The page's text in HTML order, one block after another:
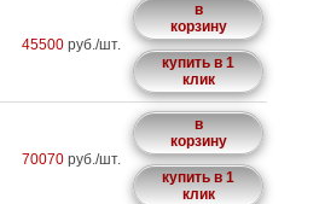
45500 руб./шт.
в
корзину
купить в 1
клик
70070 руб./шт.
в
корзину
купить в 1
клик